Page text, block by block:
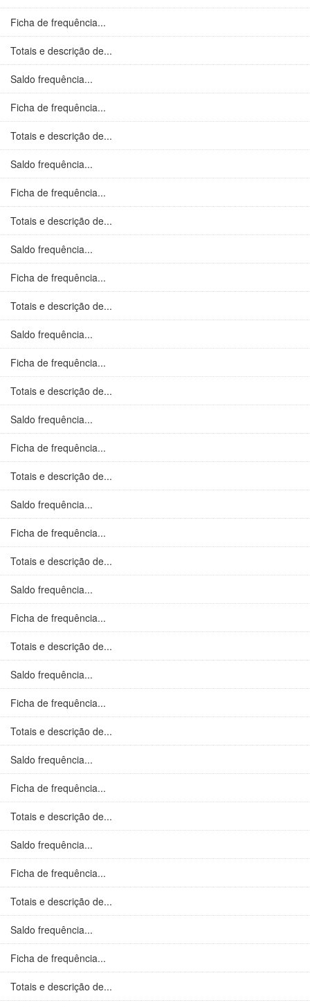
Ficha de frequência...
Totais e descrição de...
Saldo frequência...
Ficha de frequência...
Totais e descrição de...
Saldo frequência...
Ficha de frequência...
Totais e descrição de...
Saldo frequência...
Ficha de frequência...
Totais e descrição de...
Saldo frequência...
Ficha de frequência...
Totais e descrição de...
Saldo frequência...
Ficha de frequência...
Totais e descrição de...
Saldo frequência...
Ficha de frequência...
Totais e descrição de...
Saldo frequência...
Ficha de frequência...
Totais e descrição de...
Saldo frequência...
Ficha de frequência...
Totais e descrição de...
Saldo frequência...
Ficha de frequência...
Totais e descrição de...
Saldo frequência...
Ficha de frequência...
Totais e descrição de...
Saldo frequência...
Ficha de frequência...
Totais e descrição de...